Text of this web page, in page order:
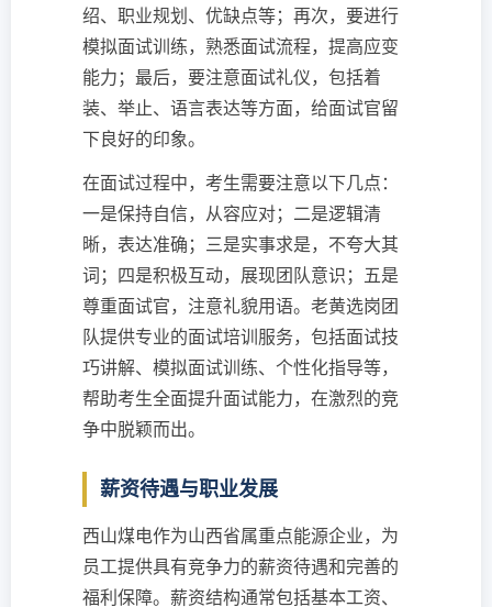
绍、职业规划、优缺点等；再次，要进行
模拟面试训练，熟悉面试流程，提高应变
能力；最后，要注意面试礼仪，包括着
装、举止、语言表达等方面，给面试官留
下良好的印象。
在面试过程中，考生需要注意以下几点：
一是保持自信，从容应对；二是逻辑清
晰，表达准确；三是实事求是，不夸大其
词；四是积极互动，展现团队意识；五是
尊重面试官，注意礼貌用语。老黄选岗团
队提供专业的面试培训服务，包括面试技
巧讲解、模拟面试训练、个性化指导等，
帮助考生全面提升面试能力，在激烈的竞
争中脱颖而出。
薪资待遇与职业发展
西山煤电作为山西省属重点能源企业，为
员工提供具有竞争力的薪资待遇和完善的
福利保障。薪资结构通常包括基本工资、